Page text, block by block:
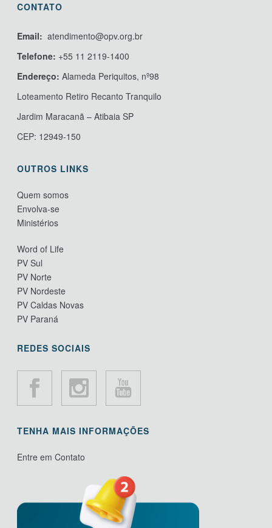
CONTATO
Email: atendimento@opv.org.br
Telefone: +55 11 2119-1400
Endereço:Alameda Periquitos, nº98
Loteamento Retiro Recanto Tranquilo
Jardim Maracanã – Atibaia SP
CEP: 12949-150
OUTROS LINKS
Quem somos
Envolva-se
Ministérios
Word of Life
PV Sul
PV Norte
PV Nordeste
PV Caldas Novas
PV Paraná
REDES SOCIAIS
TENHA MAIS INFORMAÇÕES
Entre em Contato